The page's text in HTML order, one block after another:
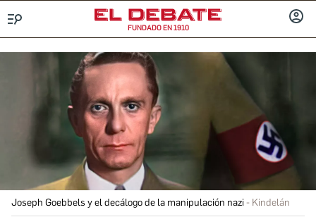
FUNDADO EN 1910
Joseph Goebbels y el decálogo de la manipulación nazi Kindelán